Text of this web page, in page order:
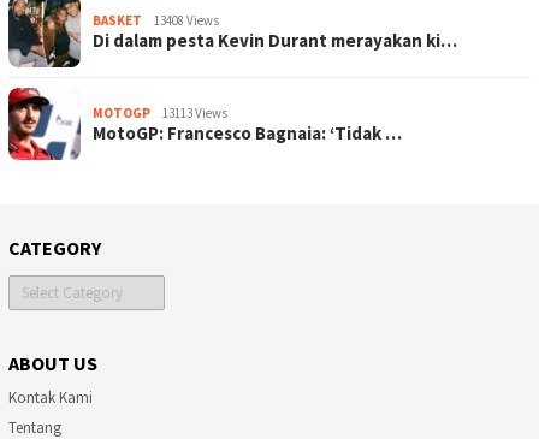
BASKET 13408 Views
Di dalam pesta Kevin Durant merayakan ki…
MOTOGP 13113 Views
MotoGP: Francesco Bagnaia: ‘Tidak …
CATEGORY
Category
ABOUT US
Kontak Kami
Tentang